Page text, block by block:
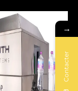
→
Contacter